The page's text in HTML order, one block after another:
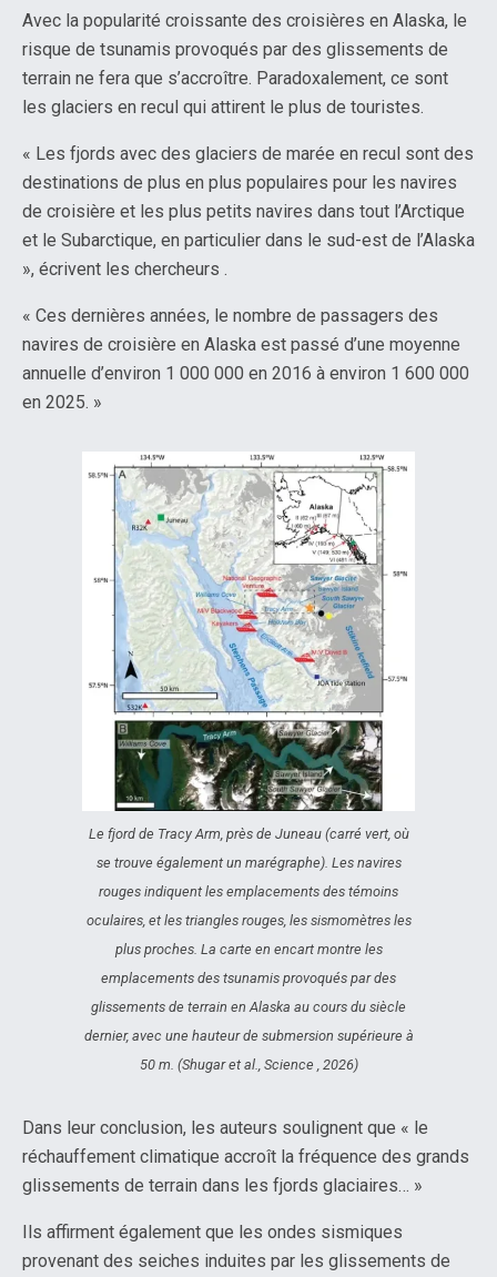
Avec la popularité croissante des croisières en Alaska, le
risque de tsunamis provoqués par des glissements de
terrain ne fera que s’accroître. Paradoxalement, ce sont
les glaciers en recul qui attirent le plus de touristes.
« Les fjords avec des glaciers de marée en recul sont des
destinations de plus en plus populaires pour les navires
de croisière et les plus petits navires dans tout l’Arctique
et le Subarctique, en particulier dans le sud-est de l’Alaska
», écrivent les chercheurs .
« Ces dernières années, le nombre de passagers des
navires de croisière en Alaska est passé d’une moyenne
annuelle d’environ 1 000 000 en 2016 à environ 1 600 000
en 2025. »
Le fjord de Tracy Arm, près de Juneau (carré vert, où
se trouve également un marégraphe). Les navires
rouges indiquent les emplacements des témoins
oculaires, et les triangles rouges, les sismomètres les
plus proches. La carte en encart montre les
emplacements des tsunamis provoqués par des
glissements de terrain en Alaska au cours du siècle
dernier, avec une hauteur de submersion supérieure à
50 m. (Shugar et al., Science , 2026)
Dans leur conclusion, les auteurs soulignent que « le
réchauffement climatique accroît la fréquence des grands
glissements de terrain dans les fjords glaciaires… »
Ils affirment également que les ondes sismiques
provenant des seiches induites par les glissements de